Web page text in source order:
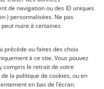
de navigation ou des ID uniques
) personnalisées. Ne pas
nuire à certaines
précède ou faites des choix
à ce site. Vous pouvez
compris le retrait de votre
la politique de cookies, ou en
en bas de l’écran.
tout angle mérite la
pas à nous
de ce modèle